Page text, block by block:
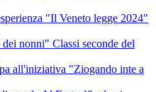
"Il Veneto legge 2024"
nonni" Classi seconde del
all'iniziativa "Ziogando inte a